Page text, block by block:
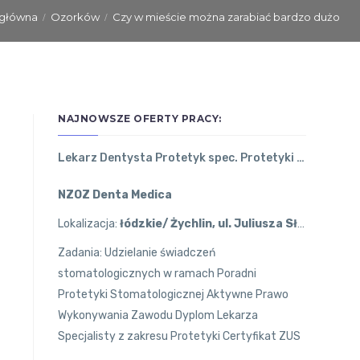
Ozorków Czy w mieście można zarabiać bardzo dużo
NAJNOWSZE OFERTY PRACY:
Lekarz Dentysta Protetyk spec. Protetyki Stomatologicznej
NZOZ Denta Medica
Lokalizacja:łódzkie/ Żychlin, ul. Juliusza Słowackiego 1
Zadania: Udzielanie świadczeń
stomatologicznych w ramach Poradni
Protetyki Stomatologicznej Aktywne Prawo
Wykonywania Zawodu Dyplom Lekarza
Specjalisty z zakresu Protetyki Certyfikat ZUS